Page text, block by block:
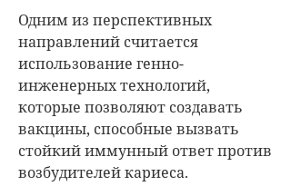
Одним из перспективных
направлений считается
использование генно-
инженерных технологий,
которые позволяют создавать
вакцины, способные вызвать
стойкий иммунный ответ против
возбудителей кариеса.